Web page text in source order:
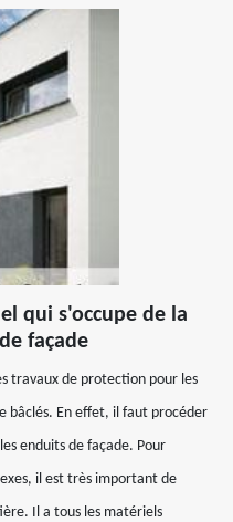
qui s'occupe de la
façade
travaux de protection pour les
bâclés. En effet, il faut procéder
enduits de façade. Pour
il est très important de
Il a tous les matériels